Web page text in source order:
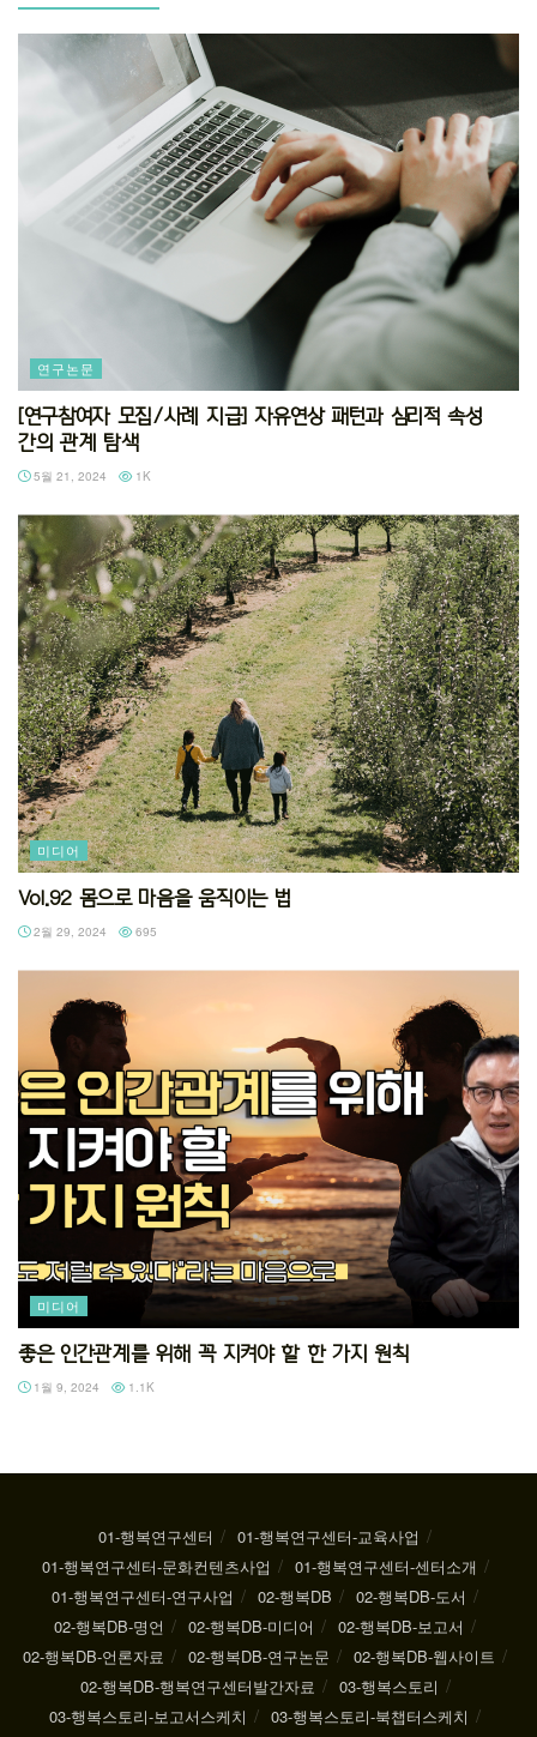
연구논문
[연구참여자 모집/사례 지급] 자유연상 패턴과 심리적 속성
간의 관계 탐색
5월 21, 2024 1K
미디어
Vol.92 몸으로 마음을 움직이는 법
2월 29, 2024 695
미디어
좋은 인간관계를 위해 꼭 지켜야 할 한 가지 원칙
1월 9, 2024 1.1K
01-행복연구센터
01-행복연구센터-교육사업
01-행복연구센터-문화컨텐츠사업
01-행복연구센터-센터소개
01-행복연구센터-연구사업
02-행복DB
02-행복DB-도서
02-행복DB-명언
02-행복DB-미디어
02-행복DB-보고서
02-행복DB-언론자료
02-행복DB-연구논문
02-행복DB-웹사이트
02-행복DB-행복연구센터발간자료
03-행복스토리
03-행복스토리-보고서스케치
03-행복스토리-북챕터스케치